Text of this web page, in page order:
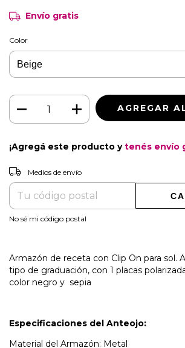
Envío gratis
Color
¡Agregá este producto ytenés envío
Entregas para el CP:
Medios de envío
No sé mi código postal
Armazón de receta con Clip On para sol.
tipo de graduación, con 1 placas
color negro y sepia
Especificaciones del Anteojo:
Material del Armazón: Metal